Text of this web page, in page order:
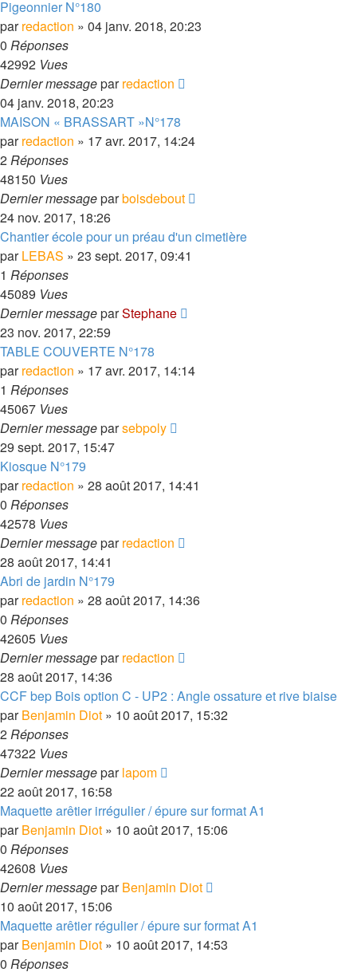
Pigeonnier N°180
parredaction » 04 janv. 2018, 20:23
0 Réponses
42992 Vues
Dernier messageparredaction
04 janv. 2018, 20:23
MAISON « BRASSART »N°178
parredaction » 17 avr. 2017, 14:24
2Réponses
48150 Vues
Dernier messageparboisdebout
24 nov. 2017, 18:26
Chantier école pour un préau d'un cimetière
parLEBAS » 23 sept. 2017, 09:41
1 Réponses
45089 Vues
Dernier messageparStephane
23 nov. 2017, 22:59
TABLE COUVERTE N°178
parredaction » 17 avr. 2017, 14:14
1 Réponses
45067 Vues
Dernier messageparsebpoly
29 sept. 2017, 15:47
Kiosque N°179
parredaction » 28 août 2017, 14:41
0 Réponses
42578 Vues
Dernier messageparredaction
28 août 2017, 14:41
Abri de jardin N°179
parredaction » 28 août 2017, 14:36
0 Réponses
42605 Vues
Dernier messageparredaction
28 août 2017, 14:36
CCF bep Bois option C - UP2 : Angle ossature et rive biaise
parBenjamin Diot » 10 août 2017, 15:32
2Réponses
47322 Vues
Dernier messageparlapom
22 août 2017, 16:58
Maquette arêtier irrégulier / épure sur format A1
parBenjamin Diot » 10 août 2017, 15:06
0 Réponses
42608 Vues
Dernier messageparBenjamin Diot
10 août 2017, 15:06
Maquette arêtier régulier / épure sur format A1
parBenjamin Diot » 10 août 2017, 14:53
0 Réponses